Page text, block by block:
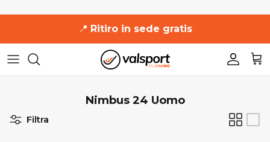
📍 Ritiro in sede gratis
361°
Adidas
361°
Adidas
Uomo
Donna
Uomo
Donna
Uomo
Donna
Uomo
Donna
Uomo
Donna
Nimbus 24 Uomo
Filtra